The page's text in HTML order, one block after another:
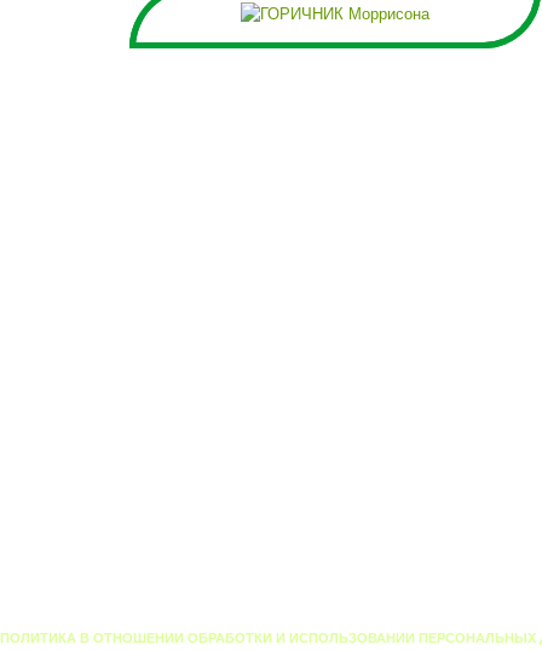
ПОЛИТИКА В ОТНОШЕНИИ ОБРАБОТКИ И ИСПОЛЬЗОВАНИИ ПЕРСОНАЛЬНЫХ